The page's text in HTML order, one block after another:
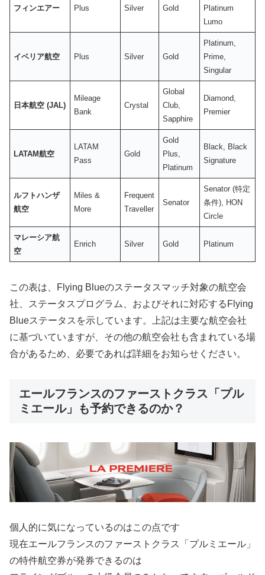
フィンエアー Plus Silver Gold
Platinum
Lumo
イベリア航空 Plus Silver Gold
Platinum,
Prime,
Singular
日本航空 (JAL)
Mileage
Bank
Crystal
Global
Club,
Sapphire
Diamond,
Premier
LATAM航空
LATAM
Pass
Gold
Gold
Plus,
Platinum
Black, Black
Signature
ルフトハンザ
航空
Miles &
More
Frequent
Traveller
Senator
Senator (特定
条件), HON
Circle
マレーシア航
空
Enrich Silver Gold Platinum
この表は、Flying Blueのステータスマッチ対象の航空会
社、ステータスプログラム、およびそれに対応するFlying
Blueステータスを示しています。上記は主要な航空会社
に基づいていますが、その他の航空会社も含まれている場
合があるため、必要であれば詳細をお知らせください。
エールフランスのファーストクラス「プル
ミエール」も予約できるのか？
個人的に気になっているのはこの点です
現在エールフランスのファーストクラス「プルミエール」
の特件航空券が発券できるのは